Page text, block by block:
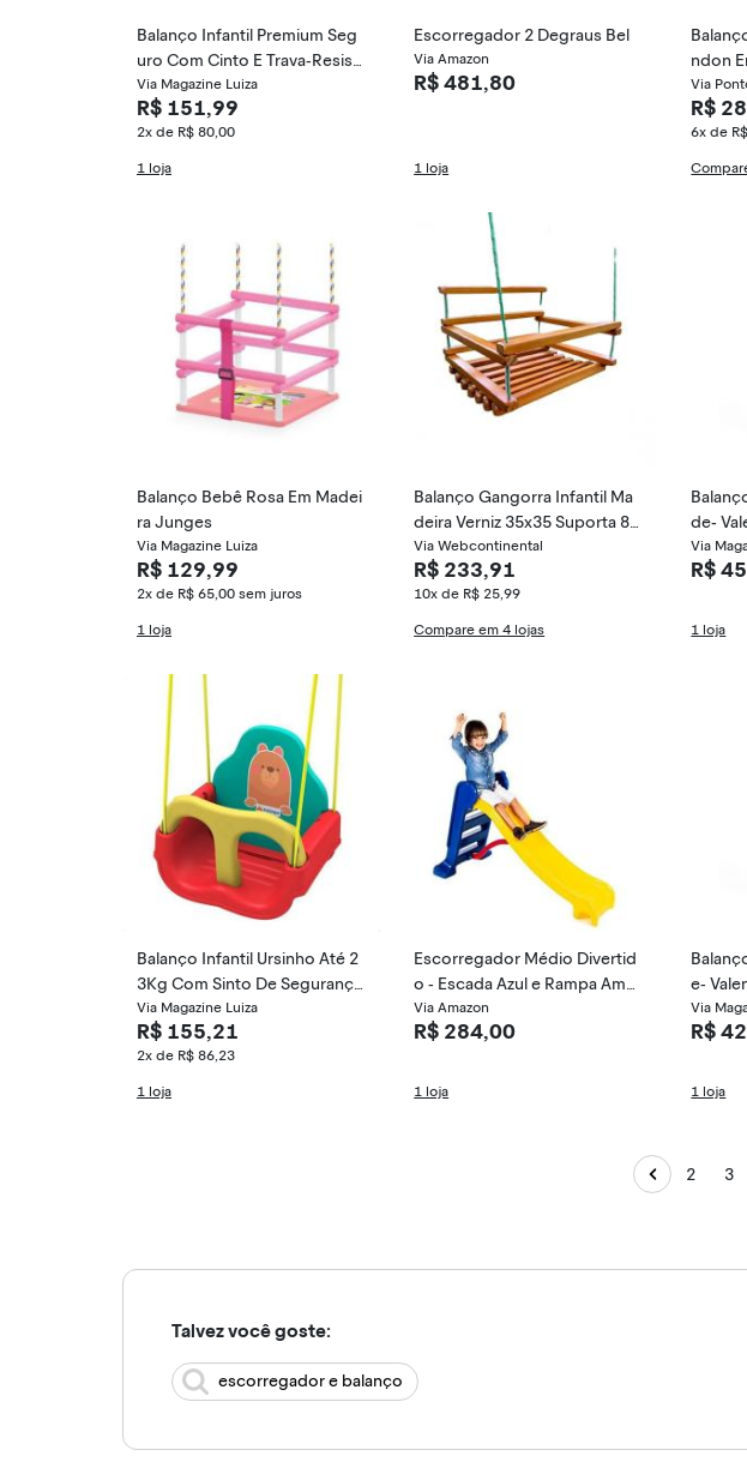
Balanço Infantil Premium Seg
uro Com Cinto E Trava-Resist
ente 10 Cores
Via Magazine Luiza
R$ 151,99
2x de R$ 80,00
1 loja
Escorregador 2 Degraus Bel
Via Amazon
R$ 481,80
1 loja
ndon
Via
R$
6x de
Balanço Bebê Rosa Em Madei
ra Junges
Via Magazine Luiza
R$ 129,99
2x de R$ 65,00 sem juros
1 loja
Balanço Gangorra Infantil Ma
deira Verniz 35x35 Suporta 80
Kg
Via Webcontinental
R$ 233,91
10x de R$ 25,99
Compare em 4 lojas
de-
Via
R$
1 loja
Balanço Infantil Ursinho Até 2
3Kg Com Sinto De Segurança
Xalingo - 093
Via Magazine Luiza
R$ 155,21
2x de R$ 86,23
1 loja
Escorregador Médio Divertid
o - Escada Azul e Rampa Amar
ela
Via Amazon
R$ 284,00
1 loja
e-
Via
R$
1 loja
2 3
Talvez você goste:
escorregador e balanço